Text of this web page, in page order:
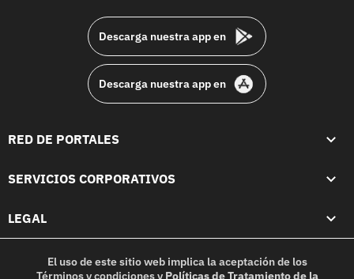
Descarga nuestra app en
Descarga nuestra app en
RED DE PORTALES
SERVICIOS CORPORATIVOS
LEGAL
El uso de este sitio web implica la aceptación de los
Términos y condicionesy Políticas de Tratamiento de la